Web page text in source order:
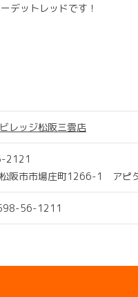
デットレッドです！
レッジ松阪三雲店
2121
阪市市場庄町1266-1 アピ
56-1211